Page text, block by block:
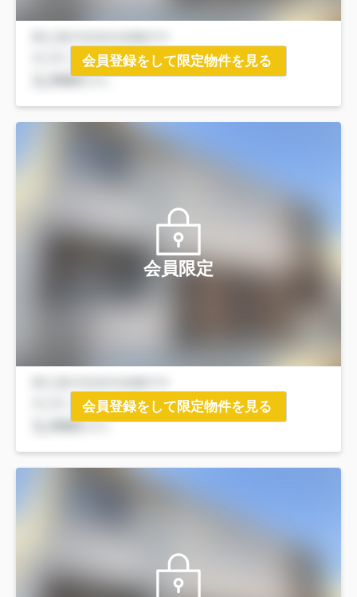
会員登録をして限定物件を見る
会員限定
会員登録をして限定物件を見る